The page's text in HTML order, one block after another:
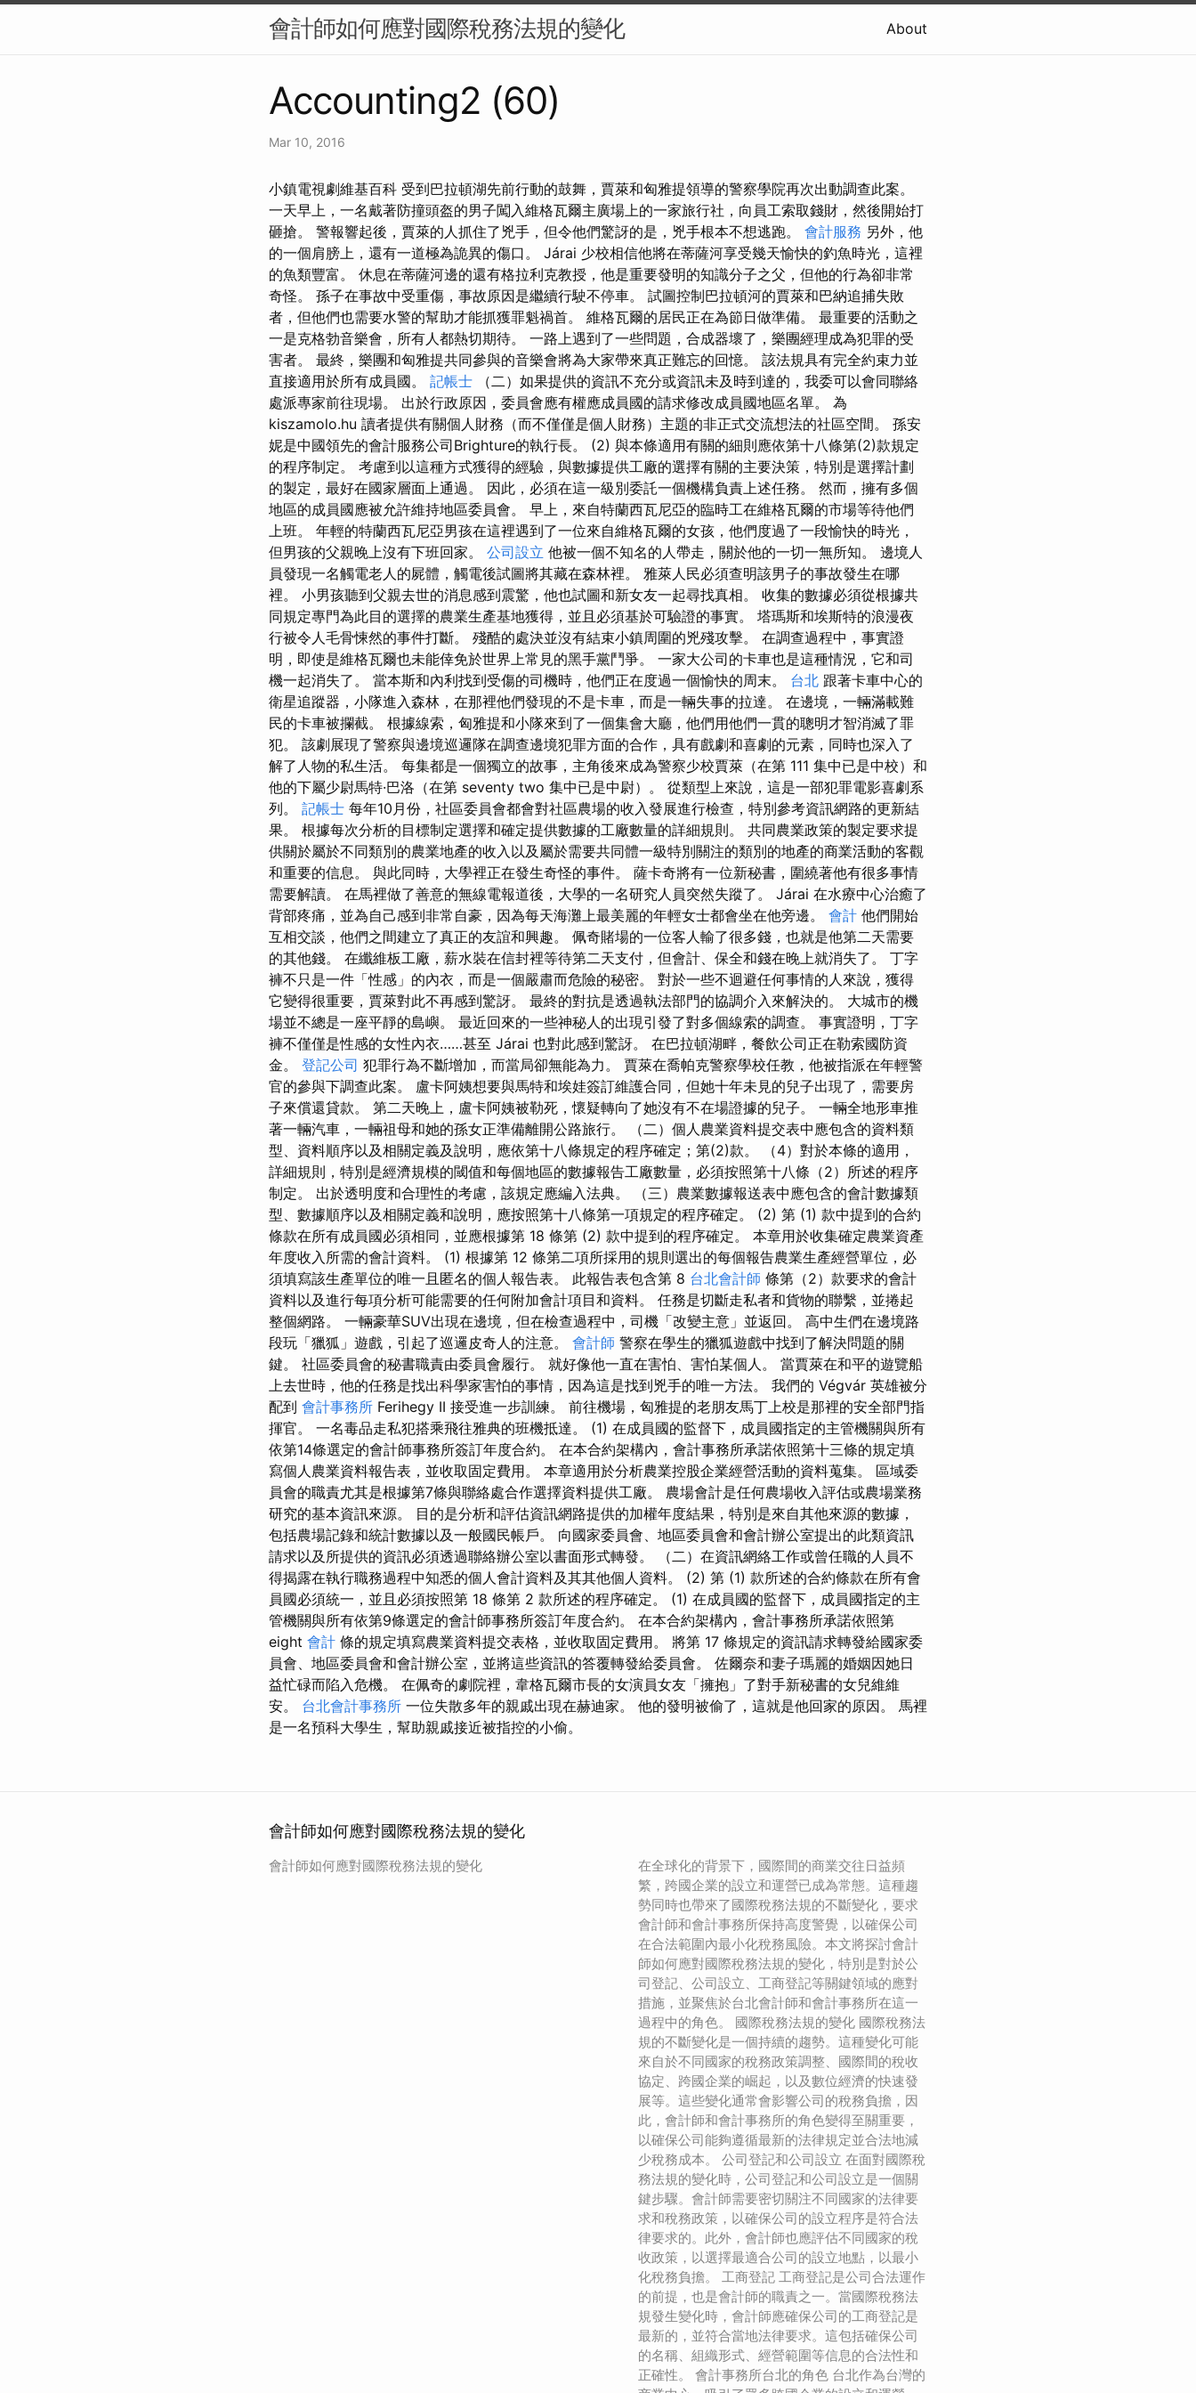
會計師如何應對國際稅務法規的變化 About
Accounting2 (60)
Mar 10, 2016
小鎮電視劇維基百科 受到巴拉頓湖先前行動的鼓舞，賈萊和匈雅提領導的警察學院再次出動調查此案。
一天早上，一名戴著防撞頭盔的男子闖入維格瓦爾主廣場上的一家旅行社，向員工索取錢財，然後開始打
砸搶。 警報響起後，賈萊的人抓住了兇手，但令他們驚訝的是，兇手根本不想逃跑。 會計服務 另外，他
的一個肩膀上，還有一道極為詭異的傷口。 Járai 少校相信他將在蒂薩河享受幾天愉快的釣魚時光，這裡
的魚類豐富。 休息在蒂薩河邊的還有格拉利克教授，他是重要發明的知識分子之父，但他的行為卻非常
奇怪。 孫子在事故中受重傷，事故原因是繼續行駛不停車。 試圖控制巴拉頓河的賈萊和巴納追捕失敗
者，但他們也需要水警的幫助才能抓獲罪魁禍首。 維格瓦爾的居民正在為節日做準備。 最重要的活動之
一是克格勃音樂會，所有人都熱切期待。 一路上遇到了一些問題，合成器壞了，樂團經理成為犯罪的受
害者。 最終，樂團和匈雅提共同參與的音樂會將為大家帶來真正難忘的回憶。 該法規具有完全約束力並
直接適用於所有成員國。 記帳士 （二）如果提供的資訊不充分或資訊未及時到達的，我委可以會同聯絡
處派專家前往現場。 出於行政原因，委員會應有權應成員國的請求修改成員國地區名單。 為
kiszamolo.hu 讀者提供有關個人財務（而不僅僅是個人財務）主題的非正式交流想法的社區空間。 孫安
妮是中國領先的會計服務公司Brighture的執行長。 (2) 與本條適用有關的細則應依第十八條第(2)款規定
的程序制定。 考慮到以這種方式獲得的經驗，與數據提供工廠的選擇有關的主要決策，特別是選擇計劃
的製定，最好在國家層面上通過。 因此，必須在這一級別委託一個機構負責上述任務。 然而，擁有多個
地區的成員國應被允許維持地區委員會。 早上，來自特蘭西瓦尼亞的臨時工在維格瓦爾的市場等待他們
上班。 年輕的特蘭西瓦尼亞男孩在這裡遇到了一位來自維格瓦爾的女孩，他們度過了一段愉快的時光，
但男孩的父親晚上沒有下班回家。 公司設立 他被一個不知名的人帶走，關於他的一切一無所知。 邊境人
員發現一名觸電老人的屍體，觸電後試圖將其藏在森林裡。 雅萊人民必須查明該男子的事故發生在哪
裡。 小男孩聽到父親去世的消息感到震驚，他也試圖和新女友一起尋找真相。 收集的數據必須從根據共
同規定專門為此目的選擇的農業生產基地獲得，並且必須基於可驗證的事實。 塔瑪斯和埃斯特的浪漫夜
行被令人毛骨悚然的事件打斷。 殘酷的處決並沒有結束小鎮周圍的兇殘攻擊。 在調查過程中，事實證
明，即使是維格瓦爾也未能倖免於世界上常見的黑手黨鬥爭。 一家大公司的卡車也是這種情況，它和司
機一起消失了。 當本斯和內利找到受傷的司機時，他們正在度過一個愉快的周末。 台北 跟著卡車中心的
衛星追蹤器，小隊進入森林，在那裡他們發現的不是卡車，而是一輛失事的拉達。 在邊境，一輛滿載難
民的卡車被攔截。 根據線索，匈雅提和小隊來到了一個集會大廳，他們用他們一貫的聰明才智消滅了罪
犯。 該劇展現了警察與邊境巡邏隊在調查邊境犯罪方面的合作，具有戲劇和喜劇的元素，同時也深入了
解了人物的私生活。 每集都是一個獨立的故事，主角後來成為警察少校賈萊（在第 111 集中已是中校）和
他的下屬少尉馬特·巴洛（在第 seventy two 集中已是中尉）。 從類型上來說，這是一部犯罪電影喜劇系
列。 記帳士 每年10月份，社區委員會都會對社區農場的收入發展進行檢查，特別參考資訊網路的更新結
果。 根據每次分析的目標制定選擇和確定提供數據的工廠數量的詳細規則。 共同農業政策的製定要求提
供關於屬於不同類別的農業地產的收入以及屬於需要共同體一級特別關注的類別的地產的商業活動的客觀
和重要的信息。 與此同時，大學裡正在發生奇怪的事件。 薩卡奇將有一位新秘書，圍繞著他有很多事情
需要解讀。 在馬裡做了善意的無線電報道後，大學的一名研究人員突然失蹤了。 Járai 在水療中心治癒了
背部疼痛，並為自己感到非常自豪，因為每天海灘上最美麗的年輕女士都會坐在他旁邊。 會計 他們開始
互相交談，他們之間建立了真正的友誼和興趣。 佩奇賭場的一位客人輸了很多錢，也就是他第二天需要
的其他錢。 在纖維板工廠，薪水裝在信封裡等待第二天支付，但會計、保全和錢在晚上就消失了。 丁字
褲不只是一件「性感」的內衣，而是一個嚴肅而危險的秘密。 對於一些不迴避任何事情的人來說，獲得
它變得很重要，賈萊對此不再感到驚訝。 最終的對抗是透過執法部門的協調介入來解決的。 大城市的機
場並不總是一座平靜的島嶼。 最近回來的一些神秘人的出現引發了對多個線索的調查。 事實證明，丁字
褲不僅僅是性感的女性內衣……甚至 Járai 也對此感到驚訝。 在巴拉頓湖畔，餐飲公司正在勒索國防資
金。 登記公司 犯罪行為不斷增加，而當局卻無能為力。 賈萊在喬帕克警察學校任教，他被指派在年輕警
官的參與下調查此案。 盧卡阿姨想要與馬特和埃娃簽訂維護合同，但她十年未見的兒子出現了，需要房
子來償還貸款。 第二天晚上，盧卡阿姨被勒死，懷疑轉向了她沒有不在場證據的兒子。 一輛全地形車推
著一輛汽車，一輛祖母和她的孫女正準備離開公路旅行。 （二）個人農業資料提交表中應包含的資料類
型、資料順序以及相關定義及說明，應依第十八條規定的程序確定；第(2)款。 （4）對於本條的適用，
詳細規則，特別是經濟規模的閾值和每個地區的數據報告工廠數量，必須按照第十八條（2）所述的程序
制定。 出於透明度和合理性的考慮，該規定應編入法典。 （三）農業數據報送表中應包含的會計數據類
型、數據順序以及相關定義和說明，應按照第十八條第一項規定的程序確定。 (2) 第 (1) 款中提到的合約
條款在所有成員國必須相同，並應根據第 18 條第 (2) 款中提到的程序確定。 本章用於收集確定農業資產
年度收入所需的會計資料。 (1) 根據第 12 條第二項所採用的規則選出的每個報告農業生產經營單位，必
須填寫該生產單位的唯一且匿名的個人報告表。 此報告表包含第 8 台北會計師 條第（2）款要求的會計
資料以及進行每項分析可能需要的任何附加會計項目和資料。 任務是切斷走私者和貨物的聯繫，並捲起
整個網路。 一輛豪華SUV出現在邊境，但在檢查過程中，司機「改變主意」並返回。 高中生們在邊境路
段玩「獵狐」遊戲，引起了巡邏皮奇人的注意。 會計師 警察在學生的獵狐遊戲中找到了解決問題的關
鍵。 社區委員會的秘書職責由委員會履行。 就好像他一直在害怕、害怕某個人。 當賈萊在和平的遊覽船
上去世時，他的任務是找出科學家害怕的事情，因為這是找到兇手的唯一方法。 我們的 Végvár 英雄被分
配到 會計事務所 Ferihegy II 接受進一步訓練。 前往機場，匈雅提的老朋友馬丁上校是那裡的安全部門指
揮官。 一名毒品走私犯搭乘飛往雅典的班機抵達。 (1) 在成員國的監督下，成員國指定的主管機關與所有
依第14條選定的會計師事務所簽訂年度合約。 在本合約架構內，會計事務所承諾依照第十三條的規定填
寫個人農業資料報告表，並收取固定費用。 本章適用於分析農業控股企業經營活動的資料蒐集。 區域委
員會的職責尤其是根據第7條與聯絡處合作選擇資料提供工廠。 農場會計是任何農場收入評估或農場業務
研究的基本資訊來源。 目的是分析和評估資訊網路提供的加權年度結果，特別是來自其他來源的數據，
包括農場記錄和統計數據以及一般國民帳戶。 向國家委員會、地區委員會和會計辦公室提出的此類資訊
請求以及所提供的資訊必須透過聯絡辦公室以書面形式轉發。 （二）在資訊網絡工作或曾任職的人員不
得揭露在執行職務過程中知悉的個人會計資料及其其他個人資料。 (2) 第 (1) 款所述的合約條款在所有會
員國必須統一，並且必須按照第 18 條第 2 款所述的程序確定。 (1) 在成員國的監督下，成員國指定的主
管機關與所有依第9條選定的會計師事務所簽訂年度合約。 在本合約架構內，會計事務所承諾依照第
eight 會計 條的規定填寫農業資料提交表格，並收取固定費用。 將第 17 條規定的資訊請求轉發給國家委
員會、地區委員會和會計辦公室，並將這些資訊的答覆轉發給委員會。 佐爾奈和妻子瑪麗的婚姻因她日
益忙碌而陷入危機。 在佩奇的劇院裡，韋格瓦爾市長的女演員女友「擁抱」了對手新秘書的女兒維維
安。 台北會計事務所 一位失散多年的親戚出現在赫迪家。 他的發明被偷了，這就是他回家的原因。 馬裡
是一名預科大學生，幫助親戚接近被指控的小偷。
會計師如何應對國際稅務法規的變化
會計師如何應對國際稅務法規的變化
在全球化的背景下，國際間的商業交往日益頻
繁，跨國企業的設立和運營已成為常態。這種趨
勢同時也帶來了國際稅務法規的不斷變化，要求
會計師和會計事務所保持高度警覺，以確保公司
在合法範圍內最小化稅務風險。本文將探討會計
師如何應對國際稅務法規的變化，特別是對於公
司登記、公司設立、工商登記等關鍵領域的應對
措施，並聚焦於台北會計師和會計事務所在這一
過程中的角色。 國際稅務法規的變化 國際稅務法
規的不斷變化是一個持續的趨勢。這種變化可能
來自於不同國家的稅務政策調整、國際間的稅收
協定、跨國企業的崛起，以及數位經濟的快速發
展等。這些變化通常會影響公司的稅務負擔，因
此，會計師和會計事務所的角色變得至關重要，
以確保公司能夠遵循最新的法律規定並合法地減
少稅務成本。 公司登記和公司設立 在面對國際稅
務法規的變化時，公司登記和公司設立是一個關
鍵步驟。會計師需要密切關注不同國家的法律要
求和稅務政策，以確保公司的設立程序是符合法
律要求的。此外，會計師也應評估不同國家的稅
收政策，以選擇最適合公司的設立地點，以最小
化稅務負擔。 工商登記 工商登記是公司合法運作
的前提，也是會計師的職責之一。當國際稅務法
規發生變化時，會計師應確保公司的工商登記是
最新的，並符合當地法律要求。這包括確保公司
的名稱、組織形式、經營範圍等信息的合法性和
正確性。 會計事務所台北的角色 台北作為台灣的